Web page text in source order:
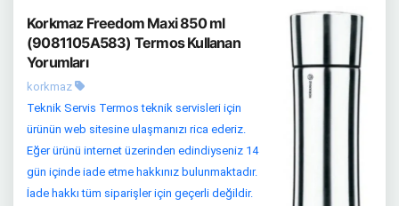
Korkmaz Freedom Maxi 850 ml
(9081105A583) Termos Kullanan
Yorumları
korkmaz
Teknik Servis Termos teknik servisleri için
ürünün web sitesine ulaşmanızı rica ederiz.
Eğer ürünü internet üzerinden edindiyseniz 14
gün içinde iade etme hakkınız bulunmaktadır.
İade hakkı tüm siparişler için geçerli değildir.